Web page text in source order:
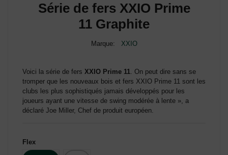
Série de fers XXIO Prime
11 Graphite
Marque: XXIO
Voici la série de fers XXIO Prime 11
. On peut dire sans se
tromper que les nouveaux bois et fers XXIO Prime 11 sont les
clubs les plus sophistiqués jamais développés pour les
joueurs ayant une vitesse de swing modérée à lente », a
déclaré Joe Miller, Chef de produit européen.
Flex